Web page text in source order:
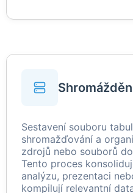
Sestavení souboru
shromažďování a
zdrojů nebo souborů
Tento proces
analýzu, prezentaci
kompilují relevantní